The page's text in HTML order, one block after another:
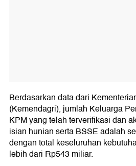
Berdasarkan data dari
(Kemendagri), jumlah Keluarga
KPM yang telah terverifikasi dan
isian hunian serta BSSE adalah
dengan total keseluruhan
lebih dari Rp543 miliar.